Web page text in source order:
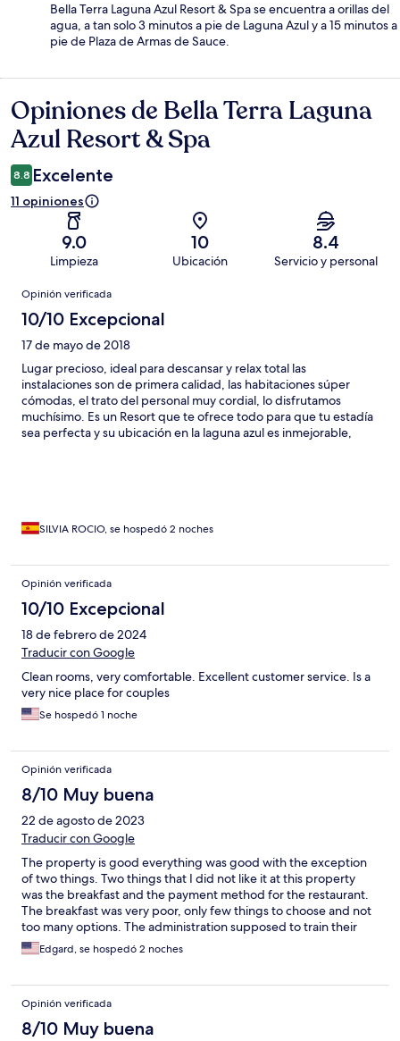
Bella Terra Laguna Azul Resort & Spa se encuentra a orillas del
agua, a tan solo 3 minutos a pie de Laguna Azul y a 15 minutos a
pie de Plaza de Armas de Sauce.
Opiniones
Opiniones de Bella Terra Laguna
Azul Resort & Spa
8.8 Excelente
11 opiniones
9.0
Limpieza
10
Ubicación
8.4
Servicio y personal
Opiniones
Opinión verificada
10/10 Excepcional
17 de mayo de 2018
Lugar precioso, ideal para descansar y relax total las
instalaciones son de primera calidad, las habitaciones súper
cómodas, el trato del personal muy cordial, lo disfrutamos
muchísimo. Es un Resort que te ofrece todo para que tu estadía
sea perfecta y su ubicación en la laguna azul es inmejorable,
SILVIA ROCIO, se hospedó 2 noches
Opinión verificada
10/10 Excepcional
18 de febrero de 2024
Traducir con Google
Clean rooms, very comfortable. Excellent customer service. Is a
very nice place for couples
Se hospedó 1 noche
Opinión verificada
8/10 Muy buena
22 de agosto de 2023
Traducir con Google
The property is good everything was good with the exception
of two things. Two things that I did not like it at this property
was the breakfast and the payment method for the restaurant.
The breakfast was very poor, only few things to choose and not
too many options. The administration supposed to train their
restaurant employees, that not all the guests at the hotel are
Peruvians. The waitress keep asking me for my DNI (Peruvian
annoying.
Edgard, se hospedó 2 noches
Opinión verificada
8/10 Muy buena